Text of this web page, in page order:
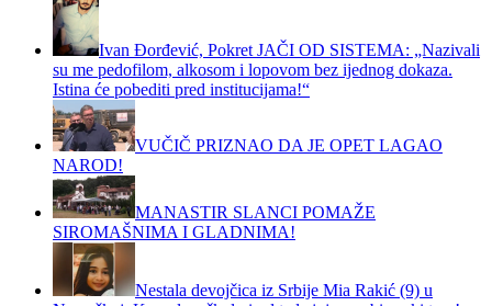
Ivan Đorđević, Pokret JAČI OD SISTEMA: „Nazivali
su me pedofilom, alkosom i lopovom bez ijednog dokaza.
Istina će pobediti pred institucijama!“
VUČIČ PRIZNAO DA JE OPET LAGAO
NAROD!
MANASTIR SLANCI POMAŽE
SIROMAŠNIMA I GLADNIMA!
Nestala devojčica iz Srbije Mia Rakić (9) u